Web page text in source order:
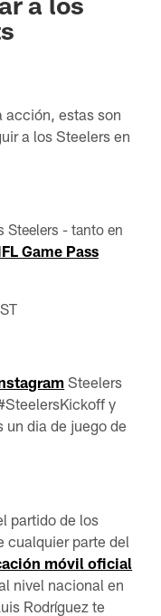
acción, estas son
a los Steelers en
Steelers - tanto en
Game Pass
Steelers
y
dia de juego de
partido de los
cualquier parte del
móvil oficial
nivel nacional en
Rodríguez te